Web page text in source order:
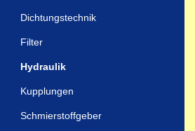
Dichtungstechnik
Filter
Hydraulik
Kupplungen
Schmierstoffgeber